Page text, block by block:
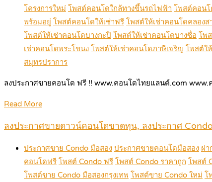
โครงการใหม่ โพสต์คอนโดใกล้ทางขึ้นรถไฟฟ้า โพสต์คอนโ
พร้อมอยู่ โพสต์คอนโดให้เช่าฟรี โพสต์ให้เช่าคอนโดคลองส
โพสต์ให้เช่าคอนโดบางกะปิ โพสต์ให้เช่าคอนโดบางซื่อ โพ
เช่าคอนโดพระโขนง โพสต์ให้เช่าคอนโดภาษีเจริญ โพสต์ใ
สมุทรปราการ
ลงประกาศขายคอนโด ฟรี !! www.คอนโดไทยแลนด์.com
Read More
ลงประกาศขายดาวน์คอนโดขาดทุน, ลงประกาศ
ประกาศขาย Condo มือสอง ประกาศขายคอนโดมือสอง ฝา
คอนโดฟรี โพสต์ Condo ฟรี โพสต์ Condo ราคาถูก โพสต์
โพสต์ขาย Condo มือสองกรุงเทพ โพสต์ขาย Condo ใหม่ โ